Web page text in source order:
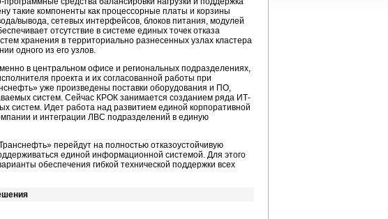
такие компоненты как процессорные платы и корзины
вывода, сетевых интерфейсов, блоков питания, модулей
отсутствие в системе единых точек отказа
хранения в территориально разнесенных узлах кластера
одного из его узлов.
в центральном офисе и региональных подразделениях,
проекта и их согласованной работы при
уже произведены поставки оборудования и ПО,
систем. Сейчас КРОК занимается созданием ряда ИТ-
систем. Идет работа над развитием единой корпоративной
и интеграции ЛВС подразделений в единую
перейдут на полностью отказоустойчивую
единой информационной системой. Для этого
обеспечения гибкой технической поддержки всех